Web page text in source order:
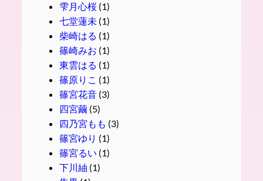
雫月心桜(1)
七堂蓮未 (1)
柴崎はる (1)
篠崎みお (1)
東雲はる (1)
篠原りこ (1)
篠宮花音(3)
四宮繭(5)
四乃宮もも (3)
篠宮ゆり (1)
篠宮るい (1)
下川紬 (1)